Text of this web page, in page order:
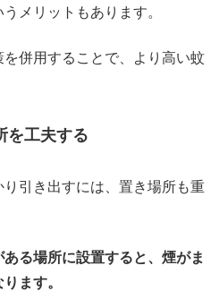
メリットもあります。
併用することで、より高い蚊
を工夫する
引き出すには、置き場所も重
る場所に設置すると、煙がま
ます。